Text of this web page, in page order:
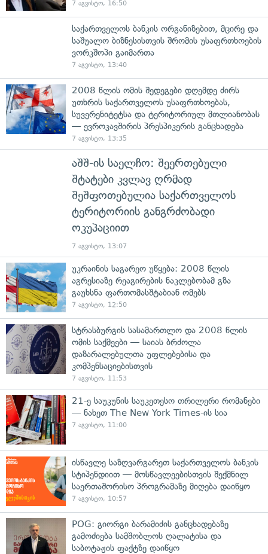
7 აგვისტო, 16:50
საქართველოს ბანკის ორგანიზებით, მცირე და
საშუალო ბიზნესისთვის შრომის უსაფრთხოების
ვორკშოპი გაიმართა
7 აგვისტო, 13:40
2008 წლის ომის შედეგები დღემდე ძირს
უთხრის საქართველოს უსაფრთხოებას,
სუვერენიტეტსა და ტერიტორიულ მთლიანობას
— ევროკავშირის პრესპიკერის განცხადება
7 აგვისტო, 13:35
აშშ-ის საელჩო: შეერთებული
შტატები კვლავ ღრმად
შეშფოთებულია საქართველოს
ტერიტორიის განგრძობადი
ოკუპაციით
7 აგვისტო, 13:07
უკრაინის საგარეო უწყება: 2008 წლის
აგრესიაზე რეაგირების ნაკლებობამ გზა
გაუხსნა ფართომასშტაბიან ომებს
7 აგვისტო, 12:50
სტრასბურგის სასამართლო და 2008 წლის
ომის საქმეები — საიას ბრძოლა
დაზარალებულთა უფლებებისა და
კომპენსაციებისთვის
7 აგვისტო, 11:53
21-ე საუკუნის საუკეთესო თრილერი რომანები
— ნახეთ The New York Times-ის სია
7 აგვისტო, 11:00
ისწავლე საზღვარგარეთ საქართველოს ბანკის
სტიპენდიით — მოსწავლეებისთვის შექმნილ
საერთაშორისო პროგრამაზე მიღება დაიწყო
7 აგვისტო, 10:57
POG: გიორგი ბარამიძის განცხადებაზე
გამოძიება სამშობლოს ღალატისა და
საბოტაჟის ფაქტზე დაიწყო